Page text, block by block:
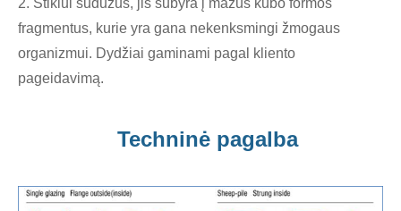
fragmentus, kurie yra gana nekenksmingi žmogaus
organizmui. Dydžiai gaminami pagal kliento
pageidavimą.
Techninė pagalba